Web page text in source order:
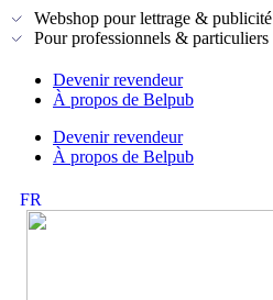
Webshop pour lettrage & publicité
Pour professionnels & particuliers
Devenir revendeur
À propos de Belpub
Devenir revendeur
À propos de Belpub
FR
NL